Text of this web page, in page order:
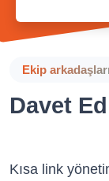
Ekip
Davet
Kısa link